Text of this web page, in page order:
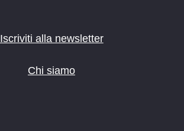
Iscriviti alla newsletter
Chi siamo